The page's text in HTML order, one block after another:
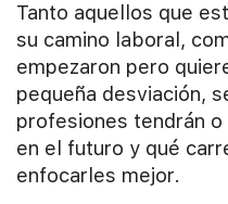
Tanto aquellos que
su camino laboral,
empezaron pero
pequeña desviación,
profesiones tendrán o
en el futuro y qué
enfocarles mejor.